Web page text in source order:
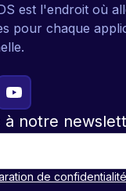
est l'endroit où
pour chaque
à notre
de confidentialité